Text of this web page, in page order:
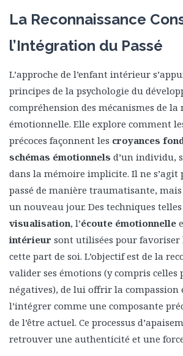
La Reconnaissance
l’Intégration du Passé
L’approche de l’enfant intérieur
principes de la psychologie du
compréhension des mécanismes de la
émotionnelle. Elle explore comment
précoces façonnent les croyances
schémas émotionnels d’un individu,
dans la mémoire implicite. Il ne s’agit
passé de manière traumatisante, mais
un nouveau jour. Des techniques
visualisation, l’écoute émotionnelle
intérieur sont utilisées pour favoriser
cette part de soi. L’objectif est de la
valider ses émotions (y compris celles
négatives), de lui offrir la compassion
l’intégrer comme une composante
de l’être actuel. Ce processus
retrouver une authenticité et une